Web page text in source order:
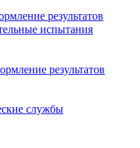
результатов
испытания
результатов
службы